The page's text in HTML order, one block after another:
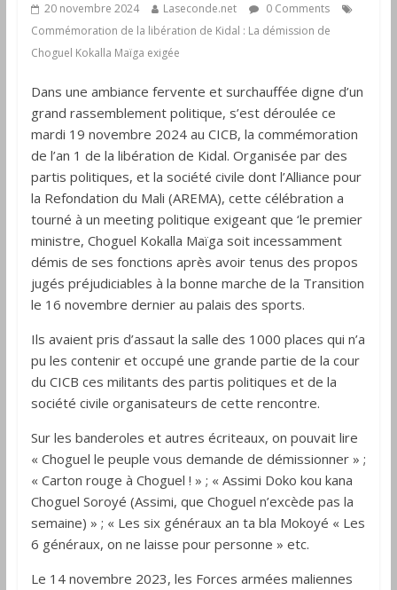
20 novembre 2024 Laseconde.net
0 Comments
Commémoration de la libération de Kidal : La démission de
Choguel Kokalla Maïga exigée
Dans une ambiance fervente et surchauffée digne d’un
grand rassemblement politique, s’est déroulée ce
mardi 19 novembre 2024 au CICB, la commémoration
de l’an 1 de la libération de Kidal. Organisée par des
partis politiques, et la société civile dont l’Alliance pour
la Refondation du Mali (AREMA), cette célébration a
tourné à un meeting politique exigeant que ‘le premier
ministre, Choguel Kokalla Maïga soit incessamment
démis de ses fonctions après avoir tenus des propos
jugés préjudiciables à la bonne marche de la Transition
le 16 novembre dernier au palais des sports.
Ils avaient pris d’assaut la salle des 1000 places qui n’a
pu les contenir et occupé une grande partie de la cour
du CICB ces militants des partis politiques et de la
société civile organisateurs de cette rencontre.
Sur les banderoles et autres écriteaux, on pouvait lire
« Choguel le peuple vous demande de démissionner » ;
« Carton rouge à Choguel ! » ; « Assimi Doko kou kana
Choguel Soroyé (Assimi, que Choguel n’excède pas la
semaine) » ; « Les six généraux an ta bla Mokoyé « Les
6 généraux, on ne laisse pour personne » etc.
Le 14 novembre 2023, les Forces armées maliennes